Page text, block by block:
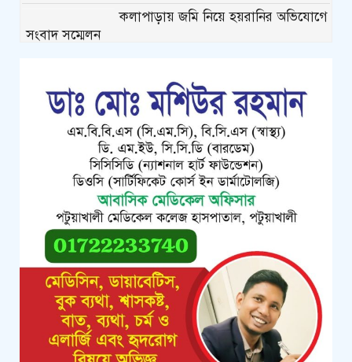
কলাপাড়ায় জমি নিয়ে হয়রানির অভিযোগে
সংবাদ সম্মেলন
২০২৬-২০২৭ কমিটি গঠন
কলাপাড়ায় সত্তোরোর্ধ বৃদ্ধকে হত্যার
ঘটনায় জড়িত সন্ত্রাসীদের গ্রেফতারের দাবিতে মানববন্ধন
কলাপাড়ায় অনিয়মের তদন্তে সরকারি
কর্মকর্তাকে বাঁধা দেয়ার অভিযোগ
দি-খেপুপাড়া আরবান কো-অপারেটিভ
সোসাইটির সাধারণ সভা ও কমিটি গঠন
কলাপাড়ায় প্রান সংহতি” সম্মাননা পেলেন
এসিল্যান্ড